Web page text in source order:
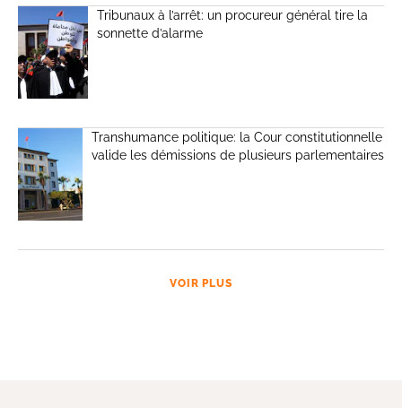
Tribunaux à l’arrêt: un procureur général tire la
sonnette d’alarme
Transhumance politique: la Cour constitutionnelle
valide les démissions de plusieurs parlementaires
VOIR PLUS